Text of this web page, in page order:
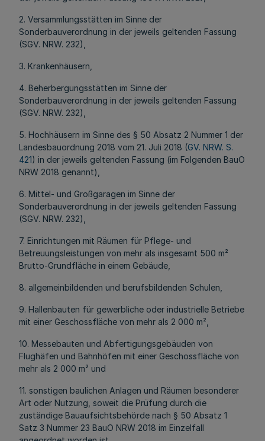
2. Versammlungsstätten im Sinne der
Sonderbauverordnung in der jeweils geltenden Fassung
(SGV. NRW. 232),
3. Krankenhäusern,
4. Beherbergungsstätten im Sinne der
Sonderbauverordnung in der jeweils geltenden Fassung
(SGV. NRW. 232),
5. Hochhäusern im Sinne des § 50 Absatz 2 Nummer 1 der
Landesbauordnung 2018 vom 21. Juli 2018 (GV. NRW. S.
421) in der jeweils geltenden Fassung (im Folgenden BauO
NRW 2018 genannt),
6. Mittel- und Großgaragen im Sinne der
Sonderbauverordnung in der jeweils geltenden Fassung
(SGV. NRW. 232),
7. Einrichtungen mit Räumen für Pflege- und
Betreuungsleistungen von mehr als insgesamt 500 m²
Brutto-Grundfläche in einem Gebäude,
8. allgemeinbildenden und berufsbildenden Schulen,
9. Hallenbauten für gewerbliche oder industrielle Betriebe
mit einer Geschossfläche von mehr als 2 000 m²,
10. Messebauten und Abfertigungsgebäuden von
Flughäfen und Bahnhöfen mit einer Geschossfläche von
mehr als 2 000 m² und
11. sonstigen baulichen Anlagen und Räumen besonderer
Art oder Nutzung, soweit die Prüfung durch die
zuständige Bauaufsichtsbehörde nach § 50 Absatz 1
Satz 3 Nummer 23 BauO NRW 2018 im Einzelfall